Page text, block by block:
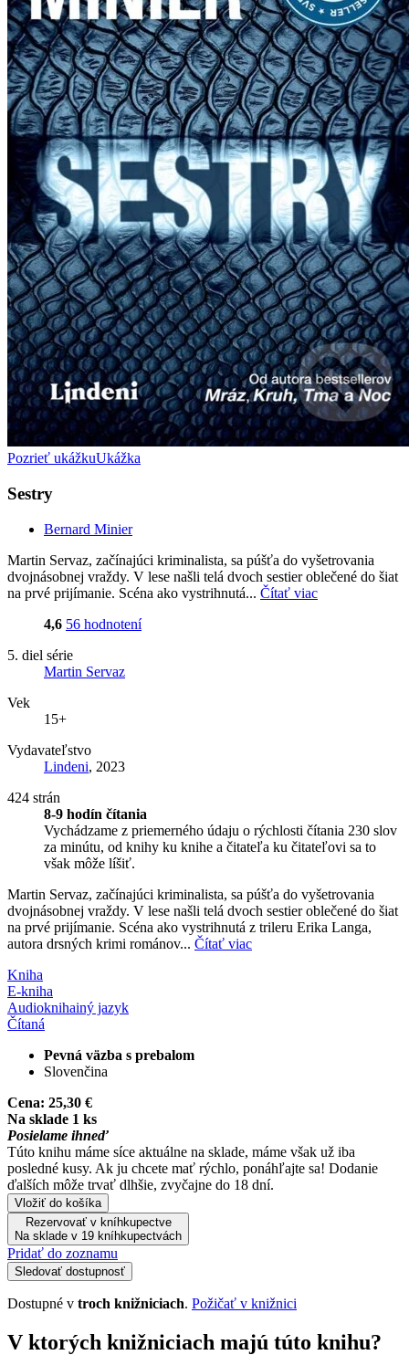
Pozrieť ukážkuUkážka
Sestry
Bernard Minier
Martin Servaz, začínajúci kriminalista, sa púšťa do vyšetrovania
dvojnásobnej vraždy. V lese našli telá dvoch sestier oblečené do šiat
na prvé prijímanie. Scéna ako vystrihnutá... Čítať viac
4,6 56 hodnotení
5. diel série
Martin Servaz
Vek
15+
Vydavateľstvo
Lindeni, 2023
424 strán
8-9 hodín čítania
Vychádzame z priemerného údaju o rýchlosti čítania 230 slov
za minútu, od knihy ku knihe a čitateľa ku čitateľovi sa to
však môže líšiť.
Martin Servaz, začínajúci kriminalista, sa púšťa do vyšetrovania
dvojnásobnej vraždy. V lese našli telá dvoch sestier oblečené do šiat
na prvé prijímanie. Scéna ako vystrihnutá z trileru Erika Langa,
autora drsných krimi románov... Čítať viac
Kniha
E-kniha
Audioknihainý jazyk
Čítaná
Pevná väzba s prebalom
Slovenčina
Cena: 25,30 €
Na sklade 1 ks
Posielame ihneď
Túto knihu máme síce aktuálne na sklade, máme však už iba
posledné kusy. Ak ju chcete mať rýchlo, ponáhľajte sa! Dodanie
ďalších môže trvať dlhšie, zvyčajne do 18 dní.
Vložiť do košíka
Rezervovať v kníhkupectve
Na sklade v 19 kníhkupectvách
Pridať do zoznamu
Sledovať dostupnosť
Dostupné v troch knižniciach. Požičať v knižnici
V ktorých knižniciach majú túto knihu?